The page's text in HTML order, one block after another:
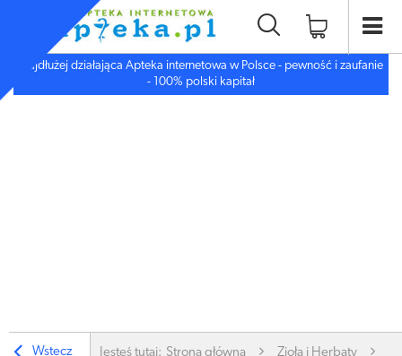
Najdłużej działająca Apteka internetowa w Polsce - pewność i zaufanie
- 100% polski kapitał
Wstecz Jesteś tutaj: Strona główna Zioła i Herbaty